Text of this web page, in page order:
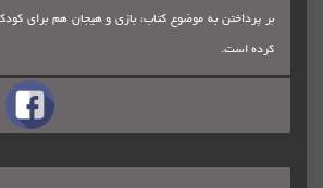
بر پرداختن به موضوع کتاب، بازی و هیجان هم برای
کرده است.